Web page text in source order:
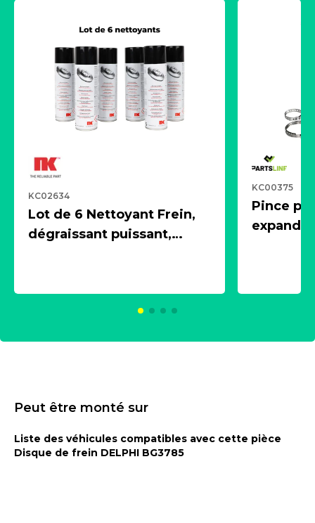
KC02634
Lot de 6 Nettoyant Frein,
dégraissant puissant,
KC00375
Pince
Peut être monté sur
Liste des véhicules compatibles avec cette pièce
Disque de frein DELPHI BG3785